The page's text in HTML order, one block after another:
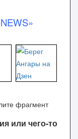
или чего-то
фрагмент